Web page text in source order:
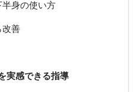
身の使い方
改善
実感できる指導